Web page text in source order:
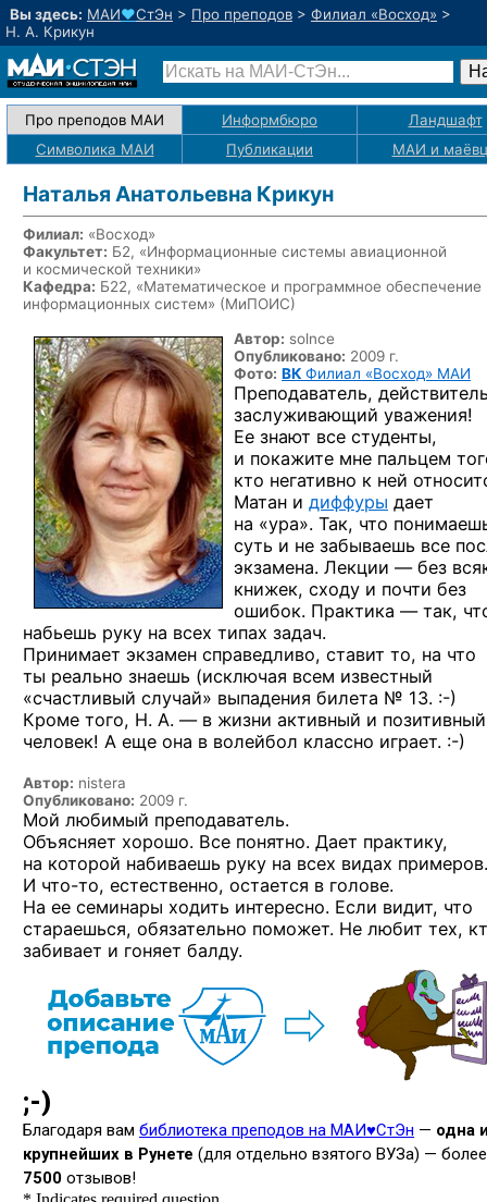
Вы здесь: МАИ♥СтЭн > Про преподов > Филиал «Восход» >
Н. А. Крикун
Про преподов МАИ Информбюро
Ландшафт
Символика МАИ
Публикации МАИ и
Наталья Анатольевна Крикун
Филиал: «Восход»
Факультет: Б2, «Информационные системы авиационной
и космической техники»
Кафедра: Б22, «Математическое и программное обеспечение
информационных систем» (МиПОИС)
Автор: solnce
Опубликовано: 2009 г.
Фото: ВК Филиал «Восход» МАИ
Преподаватель,
заслуживающий уважения!
Ее знают все студенты,
и покажите мне пальцем
кто негативно к ней
Матан и диффуры дает
на «ура». Так, что
суть и не забываешь все
экзамена. Лекции — без
книжек, сходу и почти без
ошибок. Практика — так,
набьешь руку на всех типах задач.
Принимает экзамен справедливо, ставит то, на что
ты реально знаешь (исключая всем известный
«счастливый случай» выпадения билета № 13. :-)
Кроме того, Н. А. — в жизни активный и позитивный
человек! А еще она в волейбол классно играет. :-)
Автор: nistera
Опубликовано: 2009 г.
Мой любимый преподаватель.
Объясняет хорошо. Все понятно. Дает практику,
на которой набиваешь руку на всех видах примеров.
И что-то, естественно, остается в голове.
На ее семинары ходить интересно. Если видит, что
стараешься, обязательно поможет. Не любит тех,
забивает и гоняет балду.